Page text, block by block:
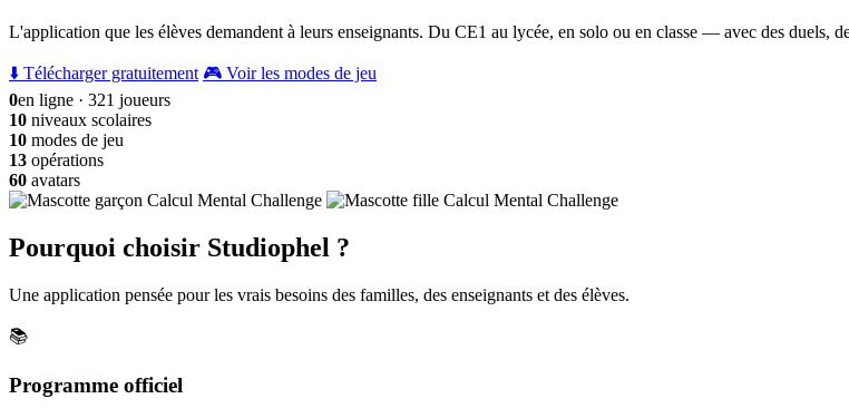
L'application que les élèves demandent à leurs enseignants. Du CE1 au lycée, en solo ou en classe — avec des duels,
⬇️ Télécharger gratuitement 🎮 Voir les modes de jeu
0en ligne · 321 joueurs
10 niveaux scolaires
10 modes de jeu
13 opérations
60 avatars
Pourquoi choisir Studiophel ?
Une application pensée pour les vrais besoins des familles, des enseignants et des élèves.
📚
Programme officiel